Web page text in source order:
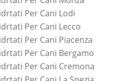
Per Cani Lodi
Per Cani Lecco
Per Cani Piacenza
Per Cani Bergamo
Per Cani Cremona